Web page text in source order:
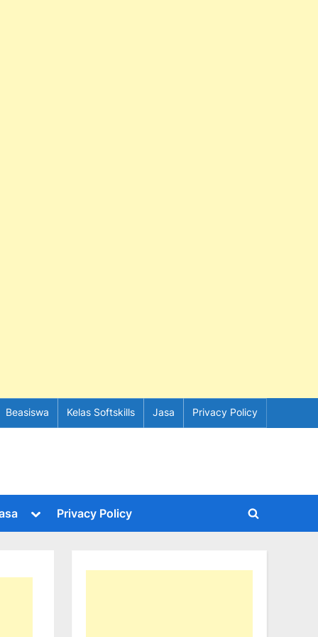
Beasiswa Kelas Softskills Jasa Privacy Policy
Toggle
menu
Privacy Policy
Toggle